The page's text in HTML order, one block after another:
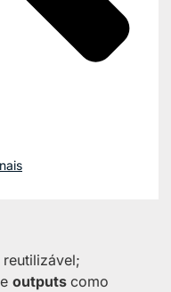
outputs como